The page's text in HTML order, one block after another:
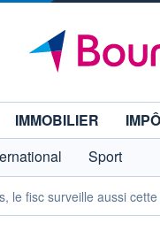
IMMOBILIER
Sport
le fisc surveille aussi